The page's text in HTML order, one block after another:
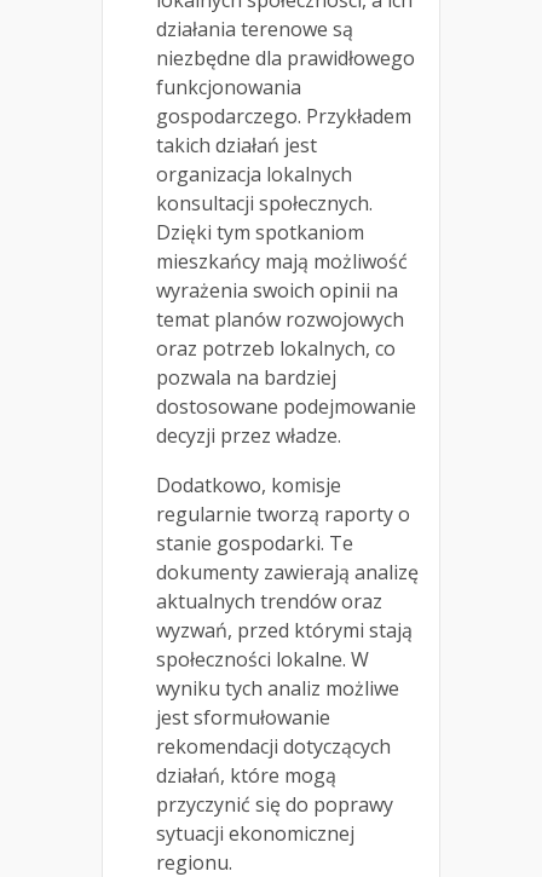
działania terenowe są
niezbędne dla prawidłowego
funkcjonowania
gospodarczego. Przykładem
takich działań jest
organizacja lokalnych
konsultacji społecznych.
Dzięki tym spotkaniom
mieszkańcy mają możliwość
wyrażenia swoich opinii na
temat planów rozwojowych
oraz potrzeb lokalnych, co
pozwala na bardziej
dostosowane podejmowanie
decyzji przez władze.
Dodatkowo, komisje
regularnie tworzą raporty o
stanie gospodarki. Te
dokumenty zawierają analizę
aktualnych trendów oraz
wyzwań, przed którymi stają
społeczności lokalne. W
wyniku tych analiz możliwe
jest sformułowanie
rekomendacji dotyczących
działań, które mogą
przyczynić się do poprawy
sytuacji ekonomicznej
regionu.